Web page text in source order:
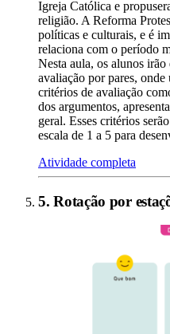
Igreja Católica e
religião. A Reforma
políticas e culturais, e é
relaciona com o período
Nesta aula, os alunos
avaliação por pares,
critérios de avaliação
dos argumentos,
geral. Esses critérios
escala de 1 a 5 para
Atividade completa
5.Rotação por